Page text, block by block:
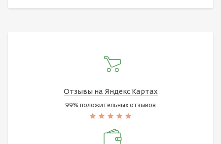
Отзывы на Яндекс Картах
99% положительных отзывов